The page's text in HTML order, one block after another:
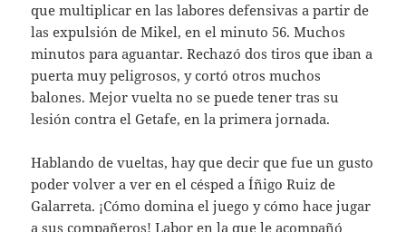
que multiplicar en las labores defensivas a partir de
las expulsión de Mikel, en el minuto 56. Muchos
minutos para aguantar. Rechazó dos tiros que iban a
puerta muy peligrosos, y cortó otros muchos
balones. Mejor vuelta no se puede tener tras su
lesión contra el Getafe, en la primera jornada.
Hablando de vueltas, hay que decir que fue un gusto
poder volver a ver en el césped a Íñigo Ruiz de
Galarreta. ¡Cómo domina el juego y cómo hace jugar
a sus compañeros! Labor en la que le acompañó